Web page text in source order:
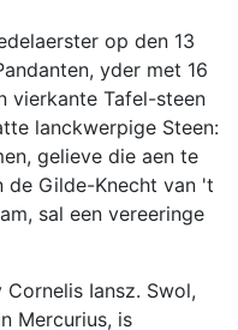
op den 13
yder met 16
vierkante Tafel-steen
lanckwerpige Steen:
gelieve die aen te
de Gilde-Knecht van 't
sal een vereeringe
Iansz. Swol,
Mercurius, is